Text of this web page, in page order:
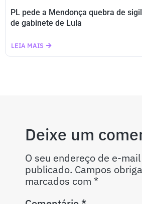
PL pede a Mendonça quebra de
de gabinete de Lula
LEIA MAIS
Deixe um
O seu endereço de e-
publicado. Campos
marcados com *